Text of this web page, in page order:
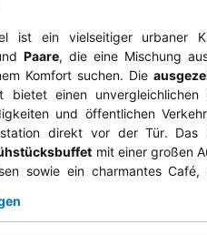
ist ein vielseitiger urbaner
Paare, die eine Mischung
Komfort suchen. Die
bietet einen
und öffentlichen
direkt vor der Tür.
mit einer großen
sowie ein charmantes
der Rezeption